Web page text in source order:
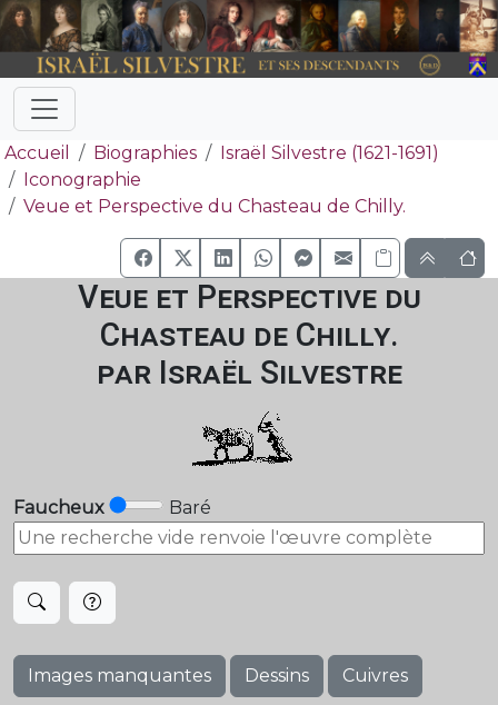
Accueil Biographies
Israël Silvestre (1621-1691)
Iconographie
Veue et Perspective du Chasteau de Chilly.
Veue et Perspective du
Chasteau de Chilly.
par Israël Silvestre
Faucheux Baré
Images manquantes Dessins Cuivres